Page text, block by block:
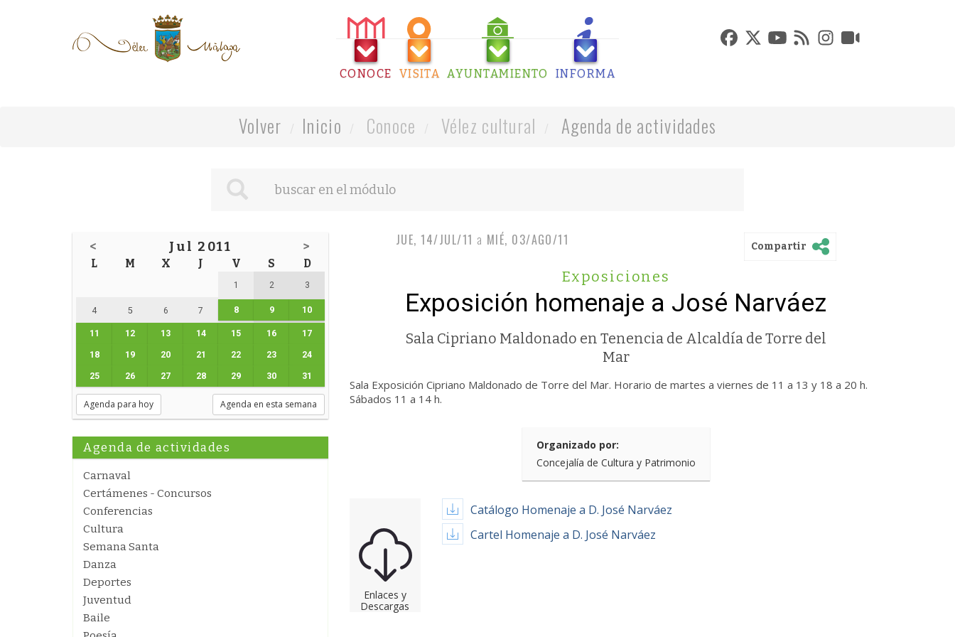
CONOCE VISITA AYUNTAMIENTO INFORMA
Volver Inicio Conoce Vélez cultural Agenda de actividades
< Jul 2011 >
L M X J V S D
1 2 3
4 5 6 7 8 9 10
11 12 13 14 15 16 17
18 19 20 21 22 23 24
25 26 27 28 29 30 31
Agenda para hoy Agenda en esta semana
Agenda de actividades
Carnaval
Certámenes - Concursos
Conferencias
Cultura
Semana Santa
Danza
Deportes
Juventud
Baile
JUE, 14/JUL/11 a MIÉ, 03/AGO/11 Compartir
Exposiciones
Exposición homenaje a José Narváez
Sala Cipriano Maldonado en Tenencia de Alcaldía de Torre del
Mar
Sala Exposición Cipriano Maldonado de Torre del Mar. Horario de martes a viernes de 11 a 13 y 18 a 20 h.
Sábados 11 a 14 h.
Organizado por:
Concejalía de Cultura y Patrimonio
Enlaces y
Descargas
Catálogo Homenaje a D. José Narváez
Cartel Homenaje a D. José Narváez